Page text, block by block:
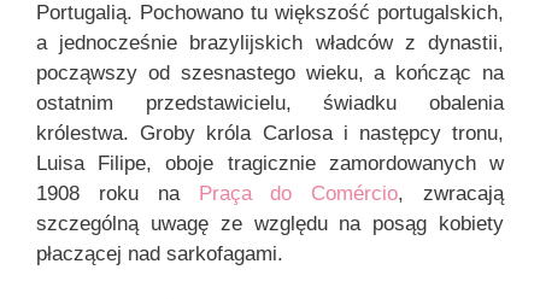
Portugalią. Pochowano tu większość portugalskich,
a jednocześnie brazylijskich władców z dynastii,
począwszy od szesnastego wieku, a kończąc na
ostatnim przedstawicielu, świadku obalenia
królestwa. Groby króla Carlosa i następcy tronu,
Luisa Filipe, oboje tragicznie zamordowanych w
1908 roku na Praça do Comércio, zwracają
szczególną uwagę ze względu na posąg kobiety
płaczącej nad sarkofagami.